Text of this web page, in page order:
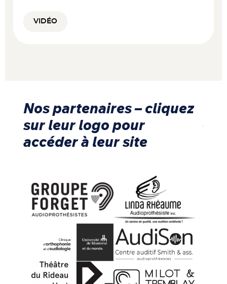
VIDÉO
Nos partenaires – cliquez
sur leur logo pour
accéder à leur site